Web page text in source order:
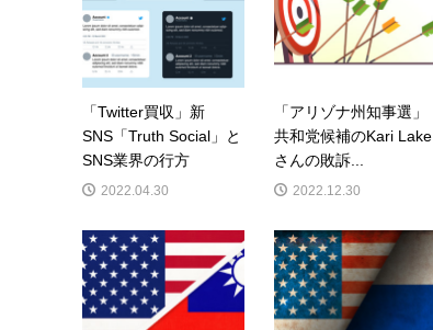
「Twitter買収」新
SNS「Truth Social」と
SNS業界の行方
2022.04.30
「アリゾナ州知事選」
共和党候補のKari Lake
さんの敗訴...
2022.12.30